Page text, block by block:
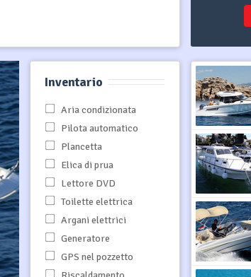
Inventario
Aria condizionata
Pilota automatico
Plancetta
Elica di prua
Lettore DVD
Toilette elettrica
Argani elettrici
Generatore
GPS nel pozzetto